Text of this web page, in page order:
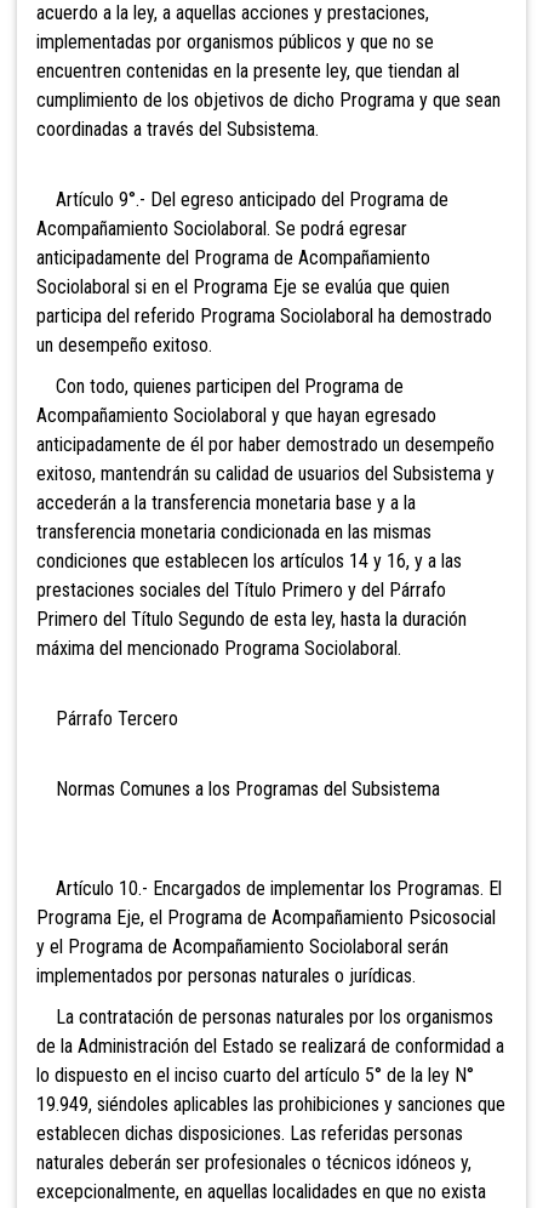
acuerdo a la ley, a aquellas acciones y prestaciones,
implementadas por organismos públicos y que no se
encuentren contenidas en la presente ley, que tiendan al
cumplimiento de los objetivos de dicho Programa y que sean
coordinadas a través del Subsistema.
Artículo 9°.- Del egreso anticipado del Programa de
Acompañamiento Sociolaboral. Se podrá egresar
anticipadamente del Programa de Acompañamiento
Sociolaboral si en el Programa Eje se evalúa que quien
participa del referido Programa Sociolaboral ha demostrado
un desempeño exitoso.
Con todo, quienes participen del Programa de
Acompañamiento Sociolaboral y que hayan egresado
anticipadamente de él por haber demostrado un desempeño
exitoso, mantendrán su calidad de usuarios del Subsistema y
accederán a la transferencia monetaria base y a la
transferencia monetaria condicionada en las mismas
condiciones que establecen los artículos 14 y 16, y a las
prestaciones sociales del Título Primero y del Párrafo
Primero del Título Segundo de esta ley, hasta la duración
máxima del mencionado Programa Sociolaboral.
Párrafo Tercero
Normas Comunes a los Programas del Subsistema
Artículo 10.- Encargados de implementar los Programas. El
Programa Eje, el Programa de Acompañamiento Psicosocial
y el Programa de Acompañamiento Sociolaboral serán
implementados por personas naturales o jurídicas.
La contratación de personas naturales por los organismos
de la Administración del Estado se realizará de conformidad a
lo dispuesto en el inciso cuarto del artículo 5° de la ley N°
19.949, siéndoles aplicables las prohibiciones y sanciones que
establecen dichas disposiciones. Las referidas personas
naturales deberán ser profesionales o técnicos idóneos y,
excepcionalmente, en aquellas localidades en que no exista